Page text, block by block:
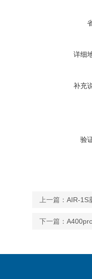
详细
补充
验
上一篇： AIR-1S
下一篇：